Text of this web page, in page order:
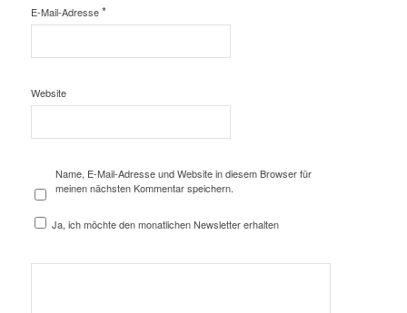
E-Mail-Adresse*
Website
Name, E-Mail-Adresse und Website in diesem Browser für
meinen nächsten Kommentar speichern.
Ja, ich möchte den monatlichen Newsletter erhalten